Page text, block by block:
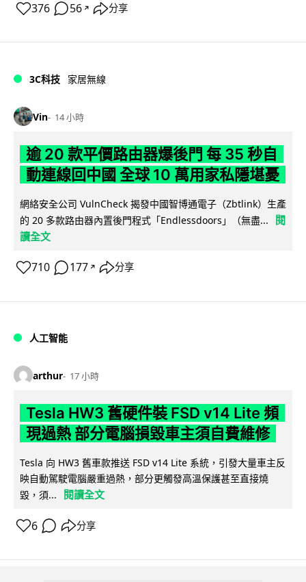
376 56 ↗ 分享
3C科技 家居無線
Vin 14 小時
逾 20 款平價路由器爆後門 每 35 秒自
動連線回中國 全球 10 萬用家私隱堪憂
網絡安全公司 VulnCheck 揭發中國智博通電子（Zbtlink）生產
的 20 多款路由器內置後門程式「Endlessdoors」（無盡...
閱
讀全文
710 177 ↗ 分享
人工智能
arthur 17 小時
Tesla HW3 舊硬件裝 FSD v14 Lite 頻
現過熱 部分電腦損毀車主須自費維修
Tesla 向 HW3 舊車款推送 FSD v14 Lite 系統，引發大量車主反
映自動駕駛電腦嚴重過熱，部分更觸發高溫保護甚至直接燒
毀，須...
閱讀全文
6 分享